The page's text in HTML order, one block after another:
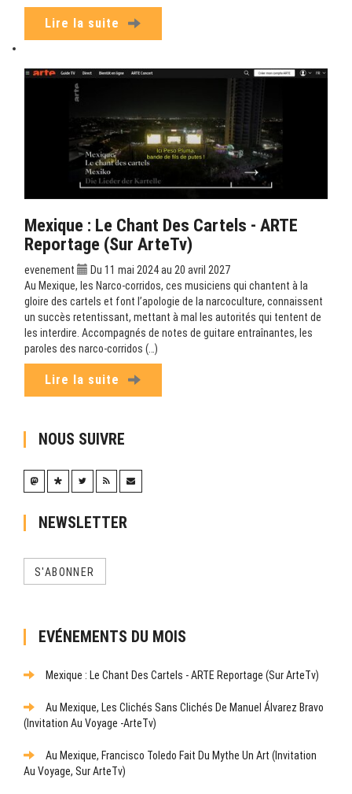
Lire la suite
Mexique : Le Chant Des Cartels - ARTE
Reportage (sur ArteTv)
evenement
Du 11 mai 2024 au 20 avril 2027
Au Mexique, les Narco-corridos, ces musiciens qui chantent à la
gloire des cartels et font l’apologie de la narcoculture, connaissent
un succès retentissant, mettant à mal les autorités qui tentent de
les interdire. Accompagnés de notes de guitare entraînantes, les
paroles des narco-corridos (…)
Lire la suite
NOUS SUIVRE
NEWSLETTER
S'ABONNER
EVÉNEMENTS DU MOIS
Mexique : Le Chant Des Cartels - ARTE Reportage (sur ArteTv)
Au Mexique, Les Clichés Sans Clichés De Manuel Álvarez Bravo
(Invitation Au Voyage -ArteTv)
Au Mexique, Francisco Toledo Fait Du Mythe Un Art (Invitation
Au Voyage, Sur ArteTv)